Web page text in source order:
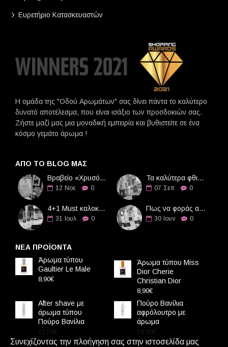
Ευρετήριο Κατασκευαστών
Η ομάδα της "Οδού Αρωμάτων" σας δίνει πάντα το καλύτερο
δυνατό αποτέλεσμα, που είναι ισάξιο των προσδοκιών σας.
Ζήστε μαζί μας μια μοναδική εμπειρία και βυθιστείτε σε ένα
κόσμο γεμάτο άρωμα !
ΑΠΌ ΤΟ BLOG ΜΑΣ
Βραβείο «Χρυσό Διαμάντι» στην Οδό Αρωμάτων
12 Νοε 0
Τα καλύτερα φθινοπωρινά αρώματα
07 Σεπ 0
4+1 Must καλοκαιρινά αρώματα
31 Ιουλ 0
Πως να φοράς αρώματα τους καλοκαιρινούς μήνες
30 Ιουν 0
ΝΕΑ ΠΡΟΪΟΝΤΑ
Άρωμα τύπου
Gaultier Le Male
8,90€
Άρωμα τύπου Miss
Dior Cherie
Christian Dior
8,90€
After shave με
άρωμα τύπου
Πούρο Βανίλια
12,00€
Πούρο Βανίλια
αφρόλουτρο με
άρωμα
10,00€
Συνεχίζοντας την πλοήγηση σας στην ιστοσελίδα μας